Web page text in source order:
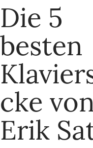
Die 5
besten
cke
Erik